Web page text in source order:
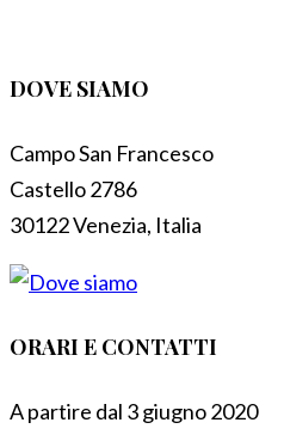
DOVE SIAMO
Campo San Francesco
Castello 2786
30122 Venezia, Italia
ORARI E CONTATTI
A partire dal 3 giugno 2020